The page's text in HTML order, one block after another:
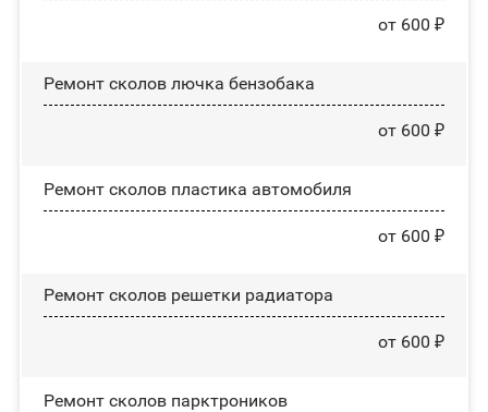
от 600 ₽
Ремонт сколов лючка бензобака
от 600 ₽
Ремонт сколов пластика автомобиля
от 600 ₽
Ремонт сколов решетки радиатора
от 600 ₽
Ремонт сколов парктроников